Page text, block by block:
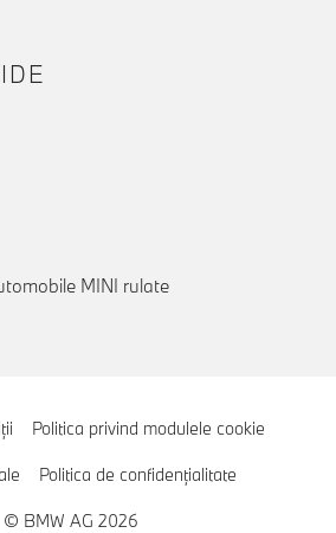
MINI rulate
Politica privind modulele cookie
Politica de confidenţialitate
© BMW AG 2026